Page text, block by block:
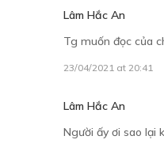
Lâm Hắc An
Tg muốn đọc của
23/04/2021 at 20:41
Lâm Hắc An
Người ấy ơi sao lại